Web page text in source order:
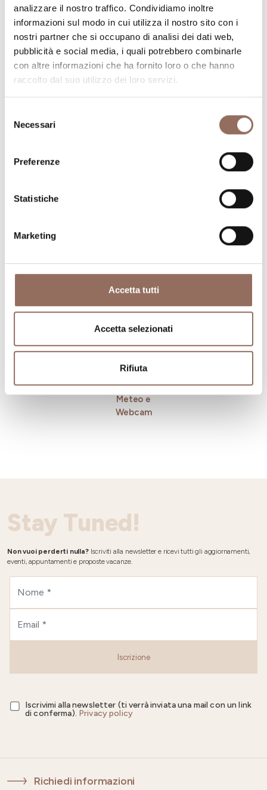
analizzare il nostro traffico. Condividiamo inoltre
informazioni sul modo in cui utilizza il nostro sito con i
nostri partner che si occupano di analisi dei dati web,
pubblicità e social media, i quali potrebbero combinarle
con altre informazioni che ha fornito loro o che hanno
raccolto dal suo utilizzo dei loro servizi.
delNecessari
Preferenze
Statistiche
Marketing
Accetta tutti
Accetta selezionati
Rifiuta
Pianifica dove dormire, dove mangiare, cosa fare e
visitare in ogni angolo di Langhe Monferrato Roero, con
un occhio al meteo in tempo reale
Dove dormire Dove mangiare
Meteo e
Webcam
Stay Tuned!
Non vuoi perderti nulla?Iscriviti alla newsletter e ricevi tutti gli aggiornamenti,
eventi, appuntamenti e proposte vacanze.
Iscrizione
Iscrivimi alla newsletter (ti verrà inviata una mail con un link
di conferma). Privacy policy
Richiedi informazioni